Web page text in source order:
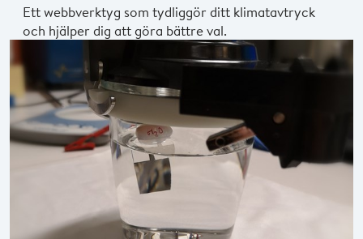
Ett webbverktyg som tydliggör ditt klimatavtryck
och hjälper dig att göra bättre val.